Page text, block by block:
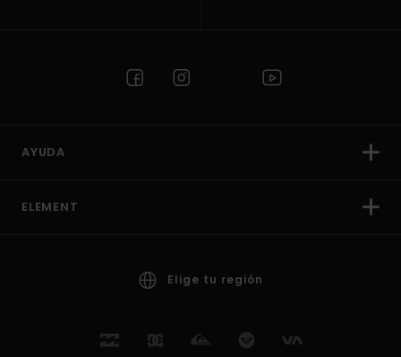
AYUDA
ELEMENT
Elige tu región